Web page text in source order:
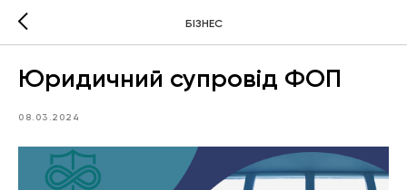
БІЗНЕС
Юридичний супровід ФОП
08.03.2024